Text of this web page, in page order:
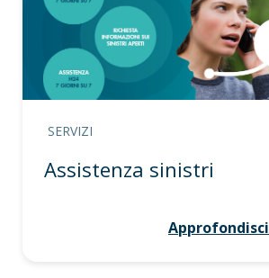
SERVIZI
Assistenza sinistri
Approfondisci